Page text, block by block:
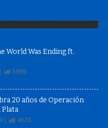
World Was Ending ft.
5598
20 años de Operación
| 4628